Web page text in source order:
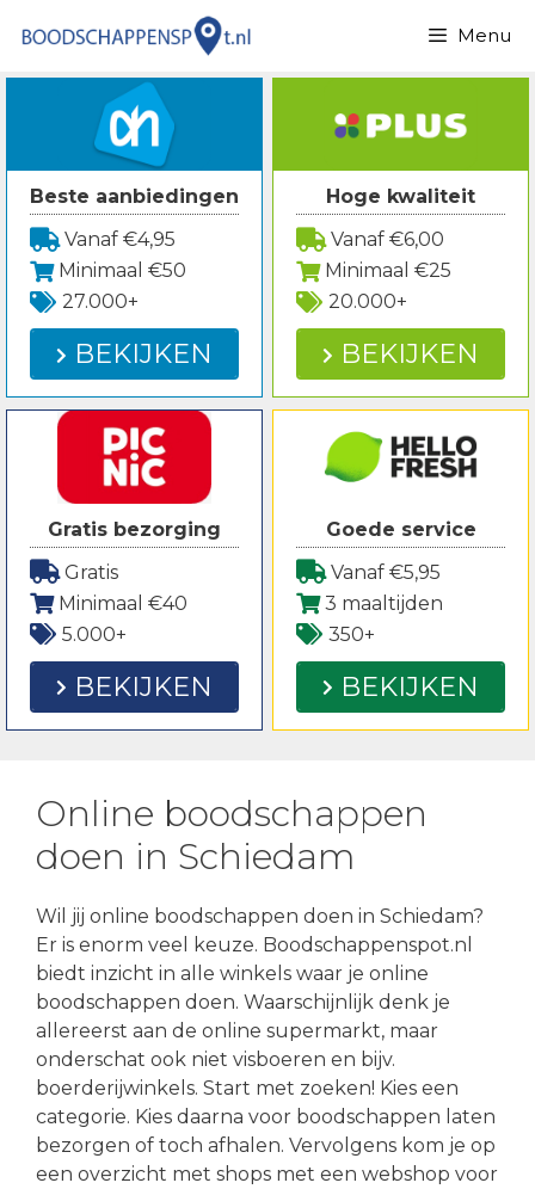
naar
Menu
Beste aanbiedingen
Vanaf €4,95
Minimaal €50
27.000+
BEKIJKEN
Hoge kwaliteit
Vanaf €6,00
Minimaal €25
20.000+
BEKIJKEN
Gratis bezorging
Gratis
Minimaal €40
5.000+
BEKIJKEN
Goede service
Vanaf €5,95
3 maaltijden
350+
BEKIJKEN
Online boodschappen
doen in Schiedam
Wil jij online boodschappen doen in Schiedam?
Er is enorm veel keuze. Boodschappenspot.nl
biedt inzicht in alle winkels waar je online
boodschappen doen. Waarschijnlijk denk je
allereerst aan de online supermarkt, maar
onderschat ook niet visboeren en bijv.
boerderijwinkels. Start met zoeken! Kies een
categorie. Kies daarna voor boodschappen laten
bezorgen of toch afhalen. Vervolgens kom je op
een overzicht met shops met een webshop voor